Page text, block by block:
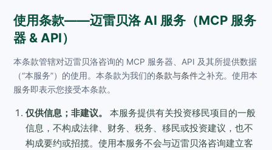
使用条款——迈雷贝洛 AI 服务（MCP 服务
器 & API）
本条款管辖对迈雷贝洛咨询的 MCP 服务器、API 及其所提供数据
（“本服务”）的使用。本条款为我们的条款与条件之补充。使用本
服务即表示您接受本条款。
仅供信息；非建议。
本服务提供有关投资移民项目的一般
信息，不构成法律、财务、税务、移民或投资建议，也不
构成要约或招揽。使用本服务不会与迈雷贝洛咨询建立客